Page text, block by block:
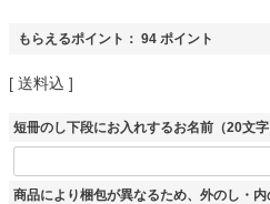
もらえるポイント： 94 ポイント
送料込
短冊のし下段にお入れするお名前（20文字
商品により梱包が異なるため、外のし・